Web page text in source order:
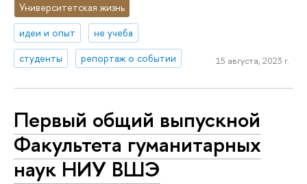
Университетская жизнь
идеи и опыт
не учеба
студенты
репортаж о событии 15 августа, 2023 г.
Первый общий выпускной
Факультета гуманитарных
наук НИУ ВШЭ